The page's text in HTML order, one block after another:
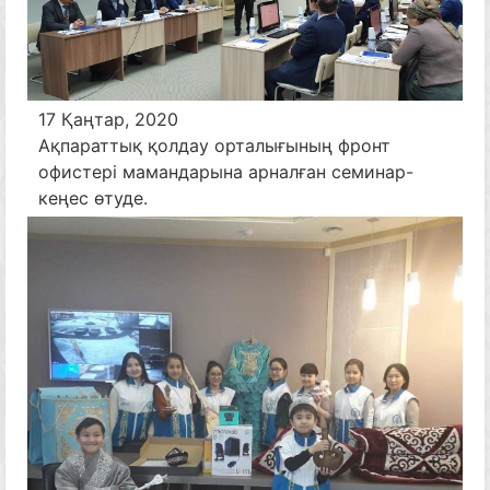
17 Қаңтар, 2020
Ақпараттық қолдау орталығының фронт
офистері мамандарына арналған семинар-
кеңес өтуде.